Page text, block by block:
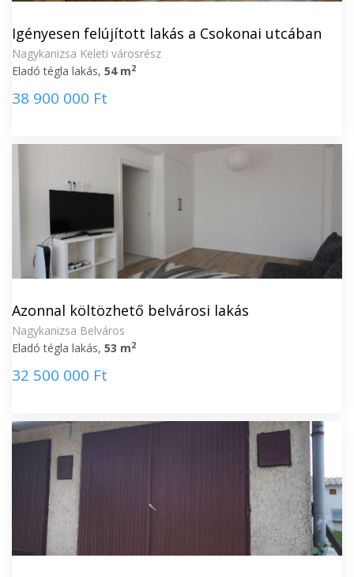
Igényesen felújított lakás a Csokonai utcában
Nagykanizsa Keleti városrész
Eladó tégla lakás, 54 m2
38 900 000 Ft
Azonnal költözhető belvárosi lakás
Nagykanizsa Belváros
Eladó tégla lakás, 53 m2
32 500 000 Ft